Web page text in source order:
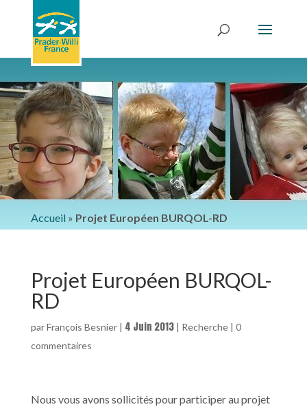
Accueil » Projet Européen BURQOL-RD
Projet Européen BURQOL-
RD
parFrançois Besnier| 4 Juin 2013| Recherche| 0
commentaires
Nous vous avons sollicités pour participer au projet